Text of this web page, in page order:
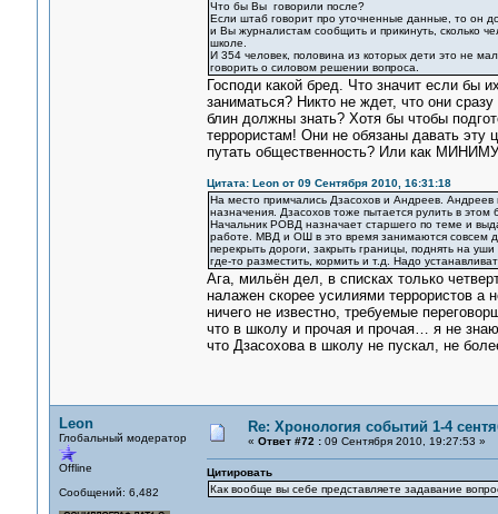
Что бы Вы говорили после?
Если штаб говорит про уточненные данные, то он
и Вы журналистам сообщить и прикинуть, сколько
школе.
И 354 человек, половина из которых дети это не
говорить о силовом решении вопроса.
Господи какой бред. Что значит если бы
заниматься? Никто не ждет, что они
блин должны знать? Хотя бы чтобы
террористам! Они не обязаны давать эту
путать общественность? Или как
Цитата: Leon от 09 Сентября 2010, 16:31:18
На место примчались Дзасохов и Андреев. Андреев
назначения. Дзасохов тоже пытается рулить в
Начальник РОВД назначает старшего по теме и
работе. МВД и ОШ в это время занимаются совсем
перекрыть дороги, закрыть границы, поднять на
где-то разместить, кормить и т.д. Надо
Ага, мильён дел, в списках только
налажен скорее усилиями террористов а
ничего не известно, требуемые
что в школу и прочая и прочая… я не
что Дзасохова в школу не пускал, не
Leon
Глобальный модератор
Offline
Сообщений: 6,482
Re: Хронология событий 1-4
« Ответ #72 :09 Сентября 2010, 19:27:53 »
Цитировать
Как вообще вы себе представляете задавание